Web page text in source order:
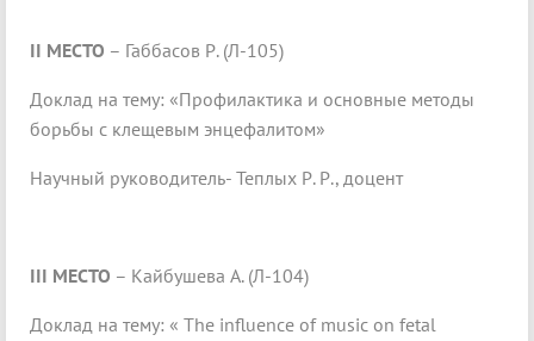
II МЕСТО – Габбасов Р. (Л-105)
Доклад на тему: «Профилактика и основные методы
борьбы с клещевым энцефалитом»
Научный руководитель- Теплых Р. Р., доцент
III МЕСТО – Кайбушева А. (Л-104)
Доклад на тему: « The influence of music on fetal